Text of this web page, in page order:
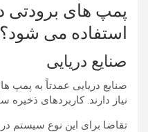
پمپ های برودتی
استفاده می شود؟
صنایع دریایی
صنایع دریایی عمدتاً به پمپ
نیاز دارند. کاربردهای ذخیره